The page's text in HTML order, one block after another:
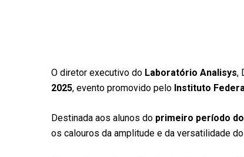
O diretor executivo do Laboratório Analisys,
2025, evento promovido pelo Instituto
Destinada aos alunos do primeiro período
os calouros da amplitude e da versatilidade